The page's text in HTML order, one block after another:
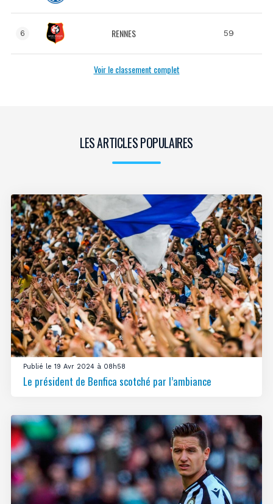
6 RENNES 59
Voir le classement complet
LES ARTICLES POPULAIRES
Publié le 19 Avr 2024 à 08h58
Le président de Benfica scotché par l’ambiance